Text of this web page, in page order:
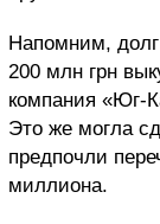
Напомним,
200 млн грн
компания «Юг-
Это же могла
предпочли
миллиона.